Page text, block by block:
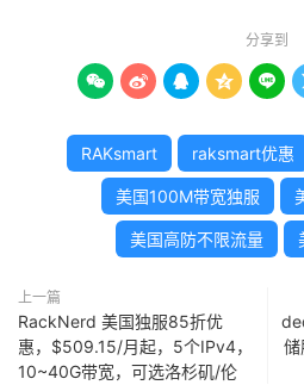
分享到
    
RAKsmart raksmart优惠
美国100M带宽独服
美国高防不限流量
上一篇
RackNerd 美国独服85折优
惠，$509.15/月起，5个IPv4，
10~40G带宽，可选洛杉矶/伦